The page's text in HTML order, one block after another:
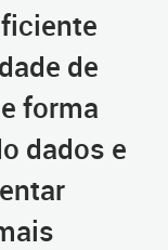
de
forma
dados e